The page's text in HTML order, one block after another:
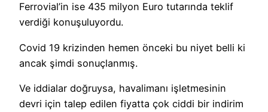
Ferrovial’in ise 435 milyon Euro tutarında teklif
verdiği konuşuluyordu.
Covid 19 krizinden hemen önceki bu niyet belli ki
ancak şimdi sonuçlanmış.
Ve iddialar doğruysa, havalimanı işletmesinin
devri için talep edilen fiyatta çok ciddi bir indirim